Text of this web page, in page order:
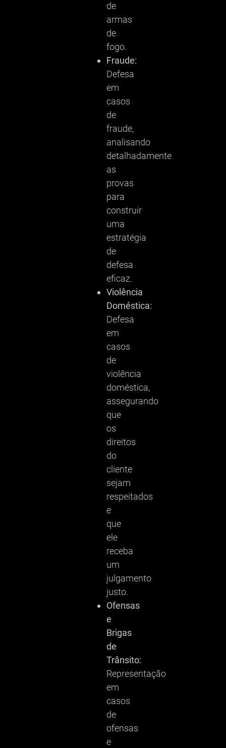
de
armas
de
fogo.
Fraude:
Defesa
em
casos
de
fraude,
analisando
detalhadamente
as
provas
para
construir
uma
estratégia
de
defesa
eficaz.
Violência
Doméstica:
Defesa
em
casos
de
violência
doméstica,
assegurando
que
os
direitos
do
cliente
sejam
respeitados
e
que
ele
receba
um
julgamento
justo.
Ofensas
e
Brigas
de
Trânsito:
Representação
em
casos
de
ofensas
e